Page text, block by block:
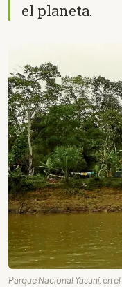
el planeta.
Parque Nacional Yasuní, en